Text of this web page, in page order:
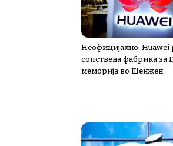
Неофицијално: Huawei
сопствена фабрика за
меморија во Шенжен